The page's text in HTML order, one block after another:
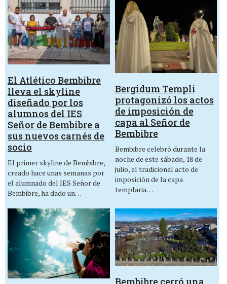
El Atlético Bembibre
lleva el skyline
diseñado por los
alumnos del IES
Señor de Bembibre a
sus nuevos carnés de
socio
El primer skyline de Bembibre,
creado hace unas semanas por
el alumnado del IES Señor de
Bembibre, ha dado un…
Bergidum Templi
protagonizó los actos
de imposición de
capa al Señor de
Bembibre
Bembibre celebró durante la
noche de este sábado, 18 de
julio, el tradicional acto de
imposición de la capa
templaria…